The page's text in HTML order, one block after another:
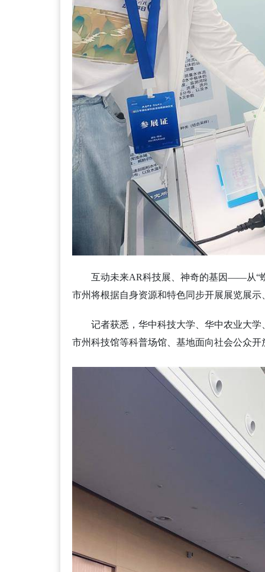
互动未来AR科技展、神奇的基因——从“
市州将根据自身资源和特色同步开展展览展
记者获悉，华中科技大学、华中农业大
市州科技馆等科普场馆、基地面向社会公众